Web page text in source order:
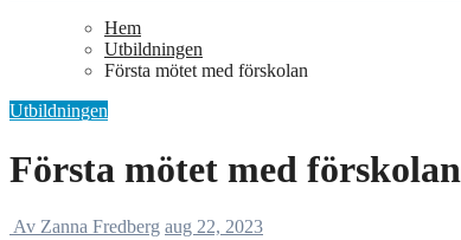
Hem
Utbildningen
Första mötet med förskolan
Utbildningen
Första mötet med förskolan
Av Zanna Fredberg aug 22, 2023